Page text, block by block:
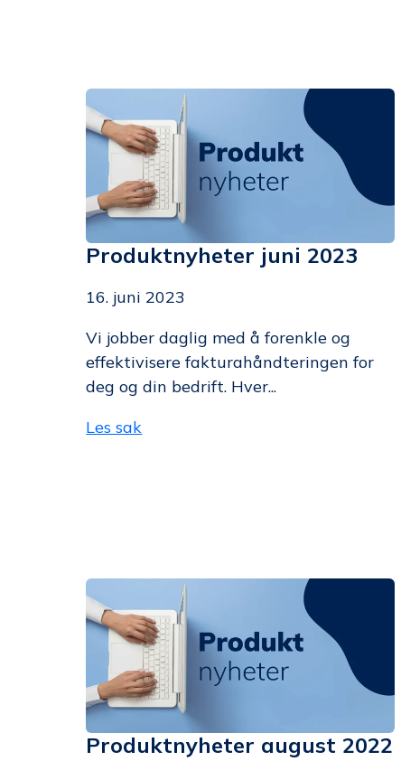
Produktnyheter juni 2023
16. juni 2023
Vi jobber daglig med å forenkle og
effektivisere fakturahåndteringen for
deg og din bedrift. Hver...
Les sak
Produktnyheter august 2022